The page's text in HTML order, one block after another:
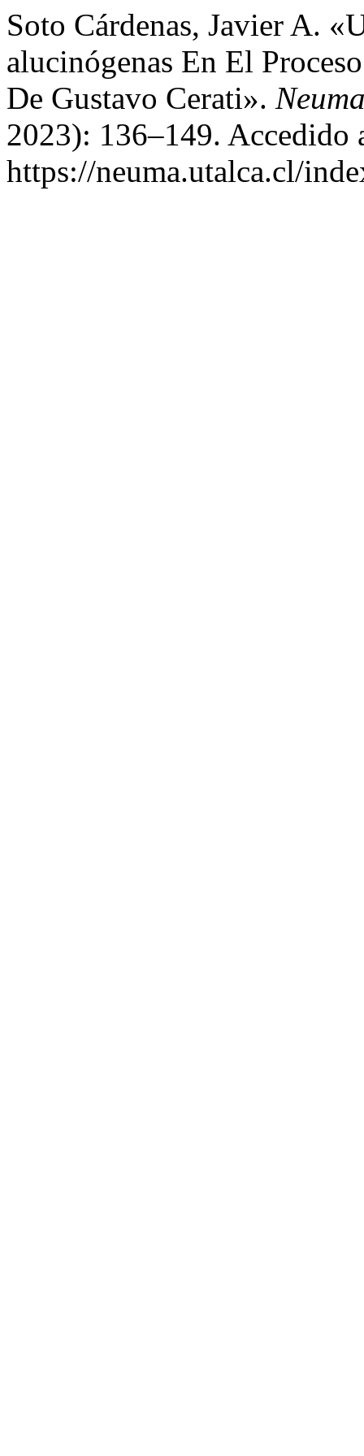
Soto Cárdenas, Javier A.
alucinógenas En El
De Gustavo Cerati».
2023): 136–149. Accedido
https://neuma.utalca.cl/